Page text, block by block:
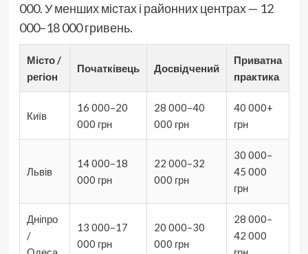
000. У менших містах і районних центрах — 12
000–18 000 гривень.
Місто /
регіон
Початківець Досвідчений
Приватна
практика
Київ
16 000–20
000 грн
28 000–40
000 грн
40 000+
грн
Львів
14 000–18
000 грн
22 000–32
000 грн
30 000–
45 000
грн
Дніпро
/
13 000–17
000 грн
20 000–30
000 грн
28 000–
42 000